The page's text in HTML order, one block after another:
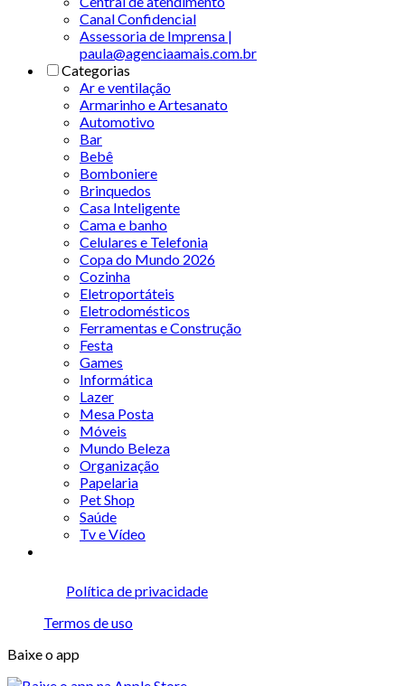
Canal Confidencial
Assessoria de Imprensa |
paula@agenciaamais.com.br
Categorias
Ar e ventilação
Armarinho e Artesanato
Automotivo
Bar
Bebê
Bomboniere
Brinquedos
Casa Inteligente
Cama e banho
Celulares e Telefonia
Copa do Mundo 2026
Cozinha
Eletroportáteis
Eletrodomésticos
Ferramentas e Construção
Festa
Games
Informática
Lazer
Mesa Posta
Móveis
Mundo Beleza
Organização
Papelaria
Pet Shop
Saúde
Tv e Vídeo
Política de privacidade
Termos de uso
Baixe o app